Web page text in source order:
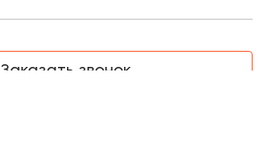
Заказать звонок